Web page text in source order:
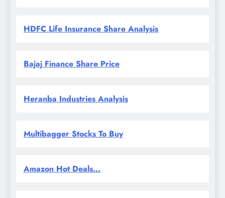
HDFC Life Insurance Share Analysis
Bajaj Finance Share Price
Heranba Industries Analysis
Multibagger Stocks To Buy
Amazon Hot Deals...